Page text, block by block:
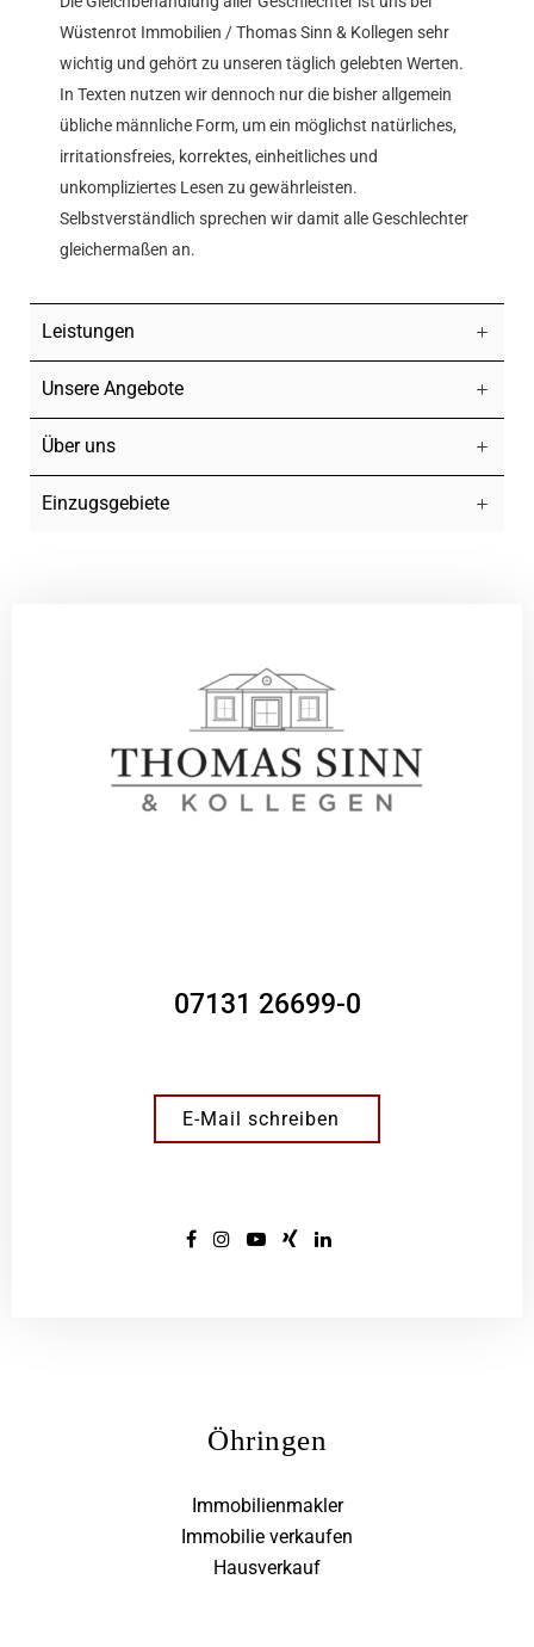
Wüstenrot Immobilien / Thomas Sinn & Kollegen sehr
wichtig und gehört zu unseren täglich gelebten Werten.
In Texten nutzen wir dennoch nur die bisher allgemein
übliche männliche Form, um ein möglichst natürliches,
irritationsfreies, korrektes, einheitliches und
unkompliziertes Lesen zu gewährleisten.
Selbstverständlich sprechen wir damit alle Geschlechter
gleichermaßen an.
Leistungen
Unsere Angebote
Über uns
Einzugsgebiete
07131 26699-0
E-Mail schreiben
Öhringen
Immobilienmakler
Immobilie verkaufen
Hausverkauf